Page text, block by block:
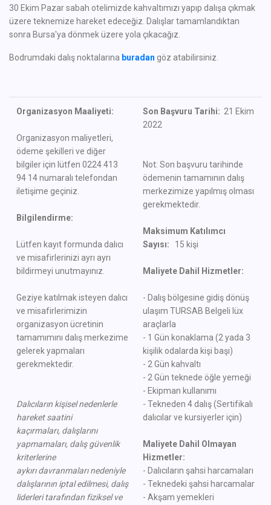
30 Ekim Pazar sabah otelimizde kahvaltımızı yapıp dalışa çıkmak
üzere teknemize hareket edeceğiz. Dalışlar tamamlandıktan
sonra Bursa'ya dönmek üzere yola çıkacağız.
Bodrumdaki dalış noktalarına buradan göz atabilirsiniz.
Organizasyon Maaliyeti:
Organizasyon maliyetleri,
ödeme şekilleri ve diğer
bilgiler için lütfen 0224 413
94 14 numaralı telefondan
iletişime geçiniz.
Bilgilendirme:
Lütfen kayıt formunda dalıcı
ve misafirlerinizi ayrı ayrı
bildirmeyi unutmayınız.
Geziye katılmak isteyen dalıcı
ve misafirlerimizin
organizasyon ücretinin
tamamımını dalış merkezime
gelerek yapmaları
gerekmektedir.
Dalıcıların kişisel nedenlerle
hareket saatini
kaçırmaları, dalışlarını
yapmamaları, dalış güvenlik
kriterlerine
aykırıdavranmaları nedeniyle
dalışlarının iptal edilmesi, dalış
liderleri tarafından fiziksel ve
Son Başvuru Tarihi: 21 Ekim
2022
Not: Son başvuru tarihinde
ödemenin tamamının dalış
merkezimize yapılmış olması
gerekmektedir.
Maksimum Katılımcı
Sayısı: 15 kişi
Maliyete Dahil Hizmetler:
- Dalış bölgesine gidiş dönüş
ulaşım TURSAB Belgeli lüx
araçlarla
- 1 Gün konaklama (2 yada 3
kişilik odalarda kişi başı)
- 2 Gün kahvaltı
- 2 Gün teknede öğle yemeği
- Ekipman kullanımı
- Tekneden 4 dalış (Sertifikalı
dalıcılar ve kursiyerler için)
Maliyete Dahil Olmayan
Hizmetler:
- Dalıcıların şahsi harcamaları
- Teknedeki şahsi harcamalar
- Akşam yemekleri